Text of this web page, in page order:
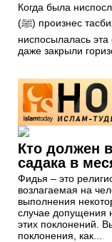
Когда была
(ﷺ) произнес тасбих Аллаху и сказал: «Когда
ниспосылалась эта
даже закрыли
Кто должен
садака в
Фидья – это
возлагаемая на
выполнения
случае допущения
этих поклонений.
поклонения, как...